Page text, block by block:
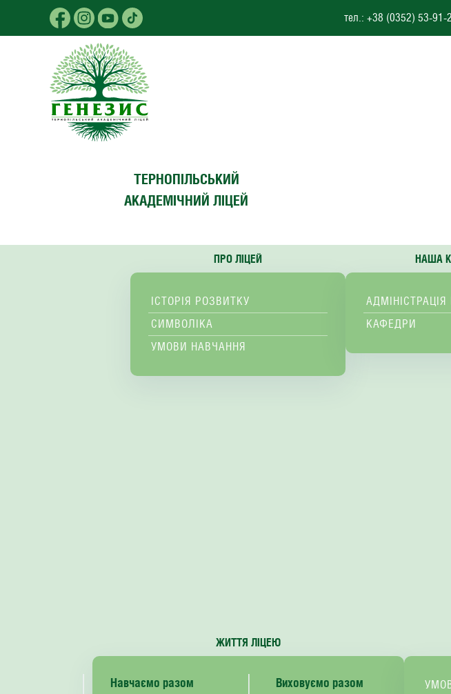
Skip to main content
тел.: +38 (0352) 53-91-
ТЕРНОПІЛЬСЬКИЙ
АКАДЕМІЧНИЙ ЛІЦЕЙ
ПРО ЛІЦЕЙ
ІСТОРІЯ РОЗВИТКУ
СИМВОЛІКА
УМОВИ НАВЧАННЯ
НАША
КАФЕДРИ
ЖИТТЯ ЛІЦЕЮ
Навчаємо разом Виховуємо разом